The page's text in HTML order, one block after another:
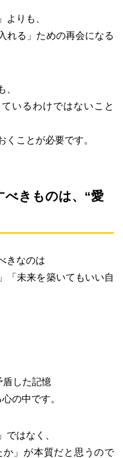
よりも、
れる」ための再会になる
、
いるわけではないこと
くことが必要です。
べきものは、“愛
きなのは
「未来を築いてもいい自
盾した記憶
の中です。
ではなく、
か」が本質だと思うので